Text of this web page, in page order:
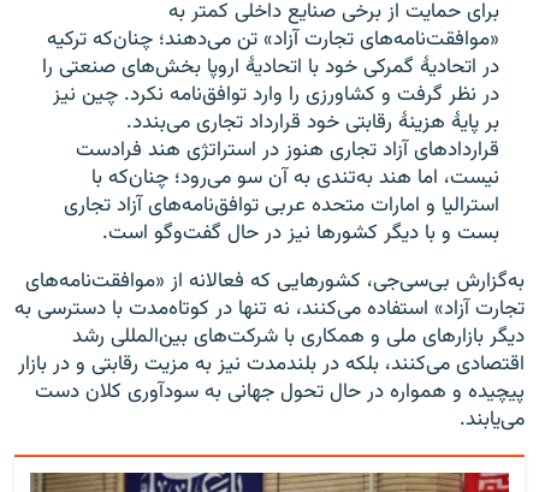
برای حمایت از برخی صنایع داخلی کمتر به
«موافقت‌نامه‌های تجارت آزاد» تن می‌دهند؛ چنان‌که ترکیه
در اتحادیهٔ گمرکی خود با اتحادیهٔ اروپا بخش‌های صنعتی را
در نظر گرفت و کشاورزی را وارد توافق‌نامه نکرد. چین نیز
بر پایهٔ هزینهٔ رقابتی خود قرارداد تجاری می‌بندد.
قراردادهای آزاد تجاری هنوز در استراتژی هند فرادست
نیست، اما هند به‌تندی به آن سو می‌رود؛ چنان‌که با
استرالیا و امارات متحده عربی توافق‌نامه‌های آزاد تجاری
بست و با دیگر کشورها نیز در حال گفت‌وگو است.
به‌گزارش بی‌سی‌جی، کشورهایی که فعالانه از «موافقت‌نامه‌های
تجارت آزاد» استفاده می‌کنند، نه تنها در کوتاه‌مدت با دسترسی به
دیگر بازارهای ملی و همکاری با شرکت‌های بین‌المللی رشد
اقتصادی می‌کنند، بلکه در بلندمدت نیز به مزیت رقابتی و در بازار
پیچیده و همواره در حال تحول جهانی به سودآوری کلان دست
می‌یابند.